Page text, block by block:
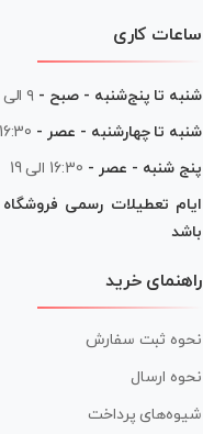
ساعات کاری
شنبه تا پنج‌شنبه - صبح - ۹ الی ۱۳
شنبه تا چهارشنبه - عصر - 16:30 الی 20
پنج شنبه - عصر - 16:30 الی 19
ایام تعطیلات رسمی
باشد
راهنمای خرید
نحوه ثبت سفارش
نحوه ارسال
شیوه‌های پرداخت